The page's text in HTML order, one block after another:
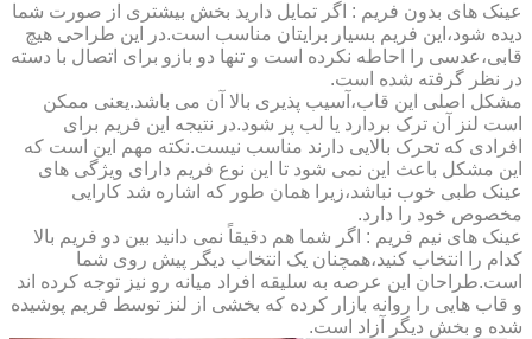
عینک های بدون فریم : اگر تمایل دارید بخش بیشتری از صورت شما
دیده شود،این فریم بسیار برایتان مناسب است.در این طراحی هیچ
قابی،عدسی را احاطه نکرده است و تنها دو بازو برای اتصال با دسته
در نظر گرفته شده است.
مشکل اصلی این قاب،آسیب پذیری بالا آن می باشد.یعنی ممکن
است لنز آن ترک بردارد یا لب پر شود.در نتیجه این فریم برای
افرادی که تحرک بالایی دارند مناسب نیست.نکته مهم این است که
این مشکل باعث این نمی شود تا این نوع فریم دارای ویژگی های
عینک طبی خوب نباشد،زیرا همان طور که اشاره شد کارایی
مخصوص خود را دارد.
عینک های نیم فریم : اگر شما هم دقیقاً نمی دانید بین دو فریم بالا
کدام را انتخاب کنید،همچنان یک انتخاب دیگر پیش روی شما
است.طراحان این عرصه به سلیقه افراد میانه رو نیز توجه کرده اند
و قاب هایی را روانه بازار کرده که بخشی از لنز توسط فریم پوشیده
شده و بخش دیگر آزاد است.